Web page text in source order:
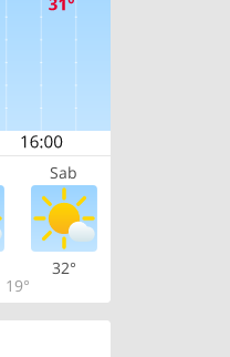
Sab
19°
32°